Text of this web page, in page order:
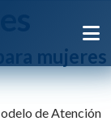
mujeres
de Atención